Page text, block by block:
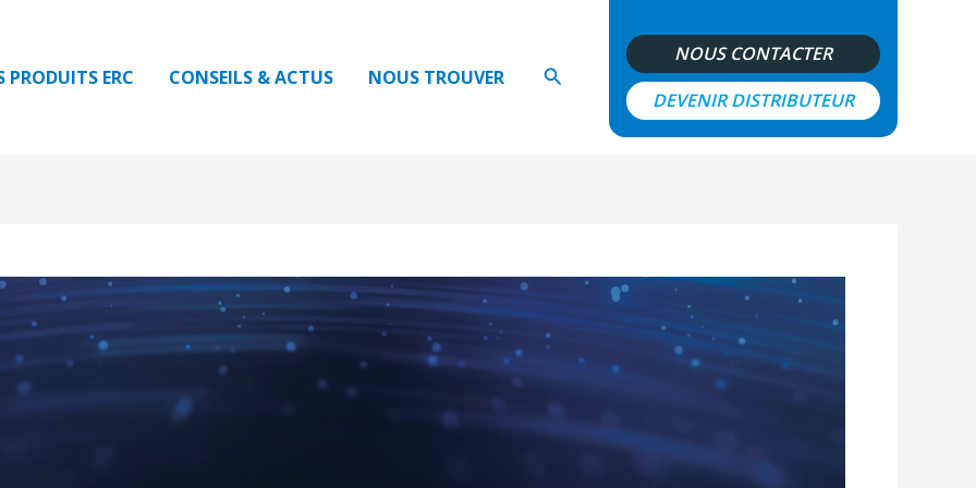
PRODUITS ERC CONSEILS & ACTUS NOUS TROUVER Rechercher
NOUS CONTACTER
DEVENIR DISTRIBUTEUR